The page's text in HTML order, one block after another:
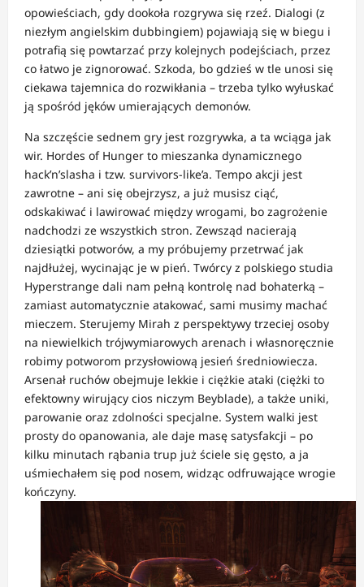
opowieściach, gdy dookoła rozgrywa się rzeź. Dialogi (z
niezłym angielskim dubbingiem) pojawiają się w biegu i
potrafią się powtarzać przy kolejnych podejściach, przez
co łatwo je zignorować. Szkoda, bo gdzieś w tle unosi się
ciekawa tajemnica do rozwikłania – trzeba tylko wyłuskać
ją spośród jęków umierających demonów.
Na szczęście sednem gry jest rozgrywka, a ta wciąga jak
wir. Hordes of Hunger to mieszanka dynamicznego
hack’n’slasha i tzw. survivors-like’a. Tempo akcji jest
zawrotne – ani się obejrzysz, a już musisz ciąć,
odskakiwać i lawirować między wrogami, bo zagrożenie
nadchodzi ze wszystkich stron. Zewsząd nacierają
dziesiątki potworów, a my próbujemy przetrwać jak
najdłużej, wycinając je w pień. Twórcy z polskiego studia
Hyperstrange dali nam pełną kontrolę nad bohaterką –
zamiast automatycznie atakować, sami musimy machać
mieczem. Sterujemy Mirah z perspektywy trzeciej osoby
na niewielkich trójwymiarowych arenach i własnoręcznie
robimy potworom przysłowiową jesień średniowiecza.
Arsenał ruchów obejmuje lekkie i ciężkie ataki (ciężki to
efektowny wirujący cios niczym Beyblade), a także uniki,
parowanie oraz zdolności specjalne. System walki jest
prosty do opanowania, ale daje masę satysfakcji – po
kilku minutach rąbania trup już ściele się gęsto, a ja
uśmiechałem się pod nosem, widząc odfruwające wrogie
kończyny.